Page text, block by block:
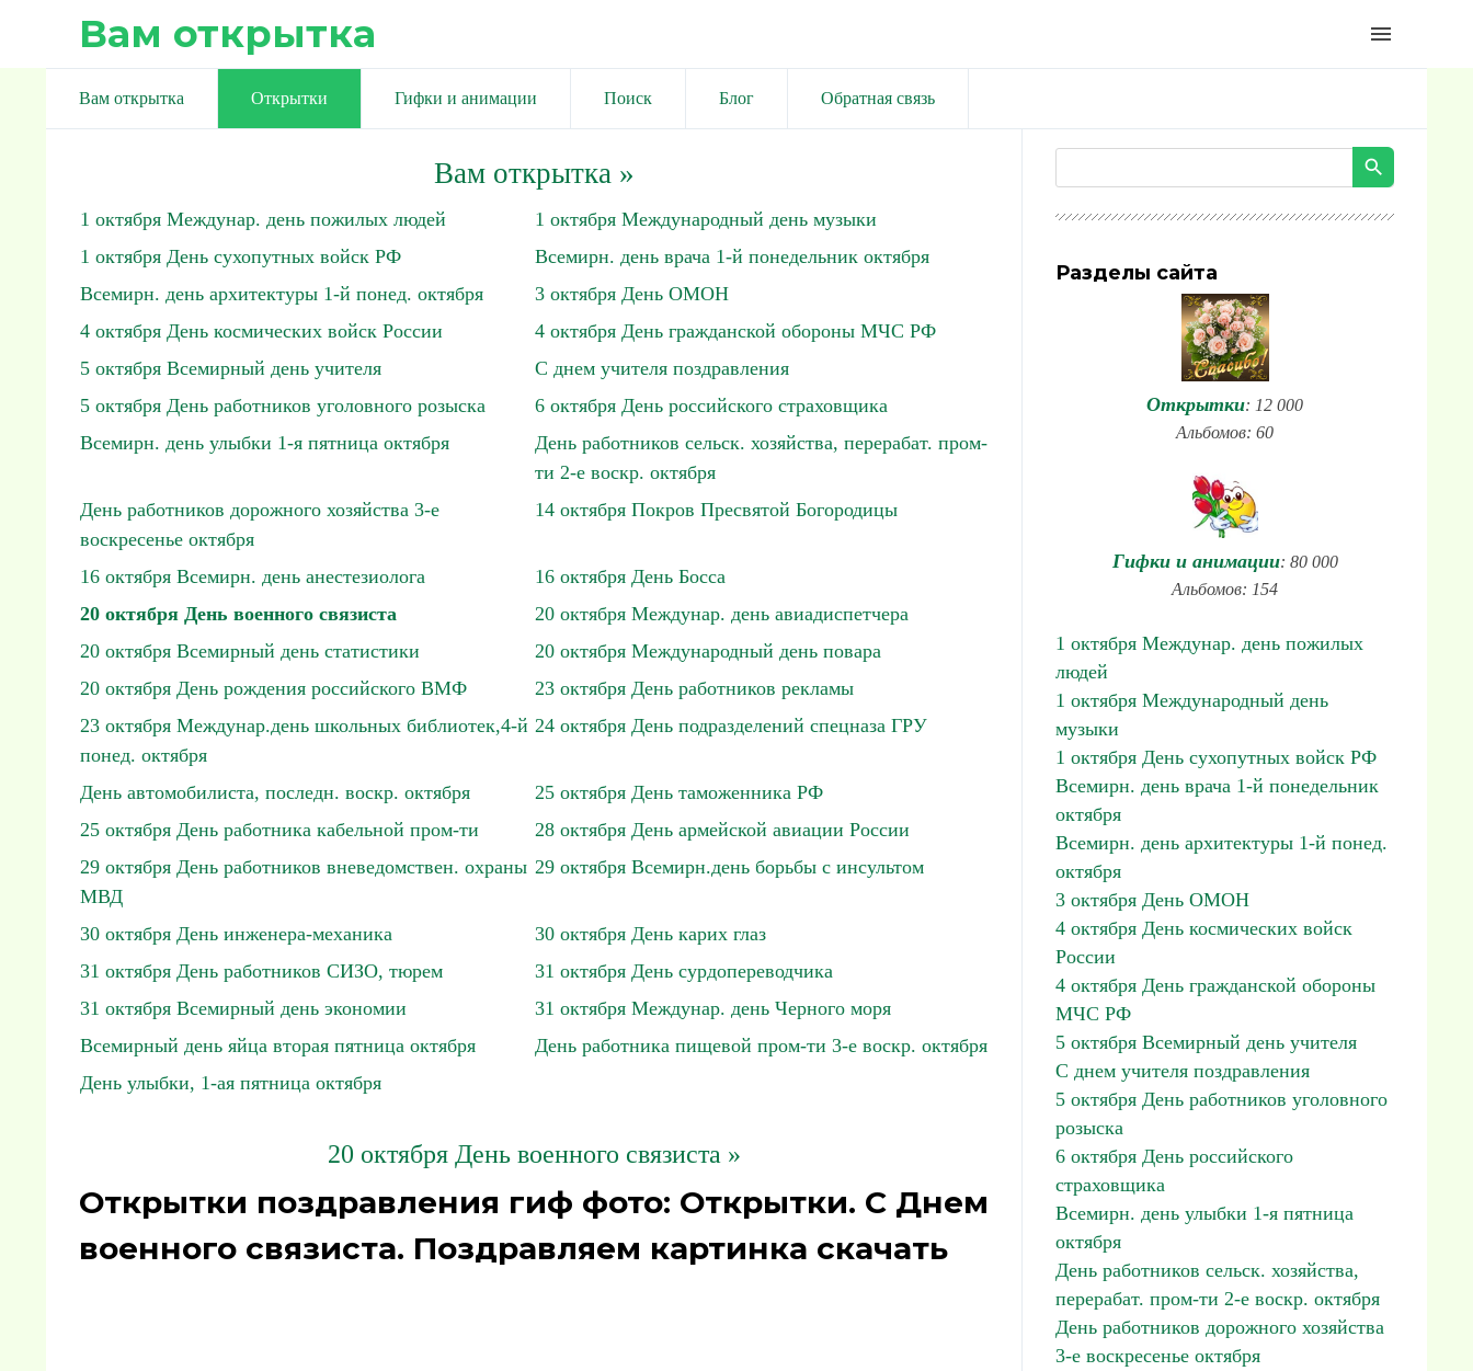
Вам открытка menu
Вам открытка Открытки Гифки и анимации Поиск Блог Обратная связь
Вам открытка»
1 октября Междунар. день пожилых людей
1 октября Международный день музыки
1 октября День сухопутных войск РФ
Всемирн. день врача 1-й понедельник октября
Всемирн. день архитектуры 1-й понед. октября
3 октября День ОМОН
4 октября День космических войск России
4 октября День гражданской обороны МЧС РФ
5 октября Всемирный день учителя
С днем учителя поздравления
5 октября День работников уголовного розыска
6 октября День российского страховщика
Всемирн. день улыбки 1-я пятница октября
День работников сельск. хозяйства, перерабат. пром-
ти 2-е воскр. октября
День работников дорожного хозяйства 3-е
воскресенье октября
14 октября Покров Пресвятой Богородицы
16 октября Всемирн. день анестезиолога
16 октября День Босса
20 октября День военного связиста
20 октября Междунар. день авиадиспетчера
20 октября Всемирный день статистики
20 октября Международный день повара
20 октября День рождения российского ВМФ
23 октября День работников рекламы
23 октября Междунар.день школьных библиотек,4-й
понед. октября
24 октября День подразделений спецназа ГРУ
День автомобилиста, последн. воскр. октября
25 октября День таможенника РФ
25 октября День работника кабельной пром-ти
28 октября День армейской авиации России
29 октября День работников вневедомствен. охраны
МВД
29 октября Всемирн.день борьбы с инсультом
30 октября День инженера-механика
30 октября День карих глаз
31 октября День работников СИЗО, тюрем
31 октября День сурдопереводчика
31 октября Всемирный день экономии
31 октября Междунар. день Черного моря
Всемирный день яйца вторая пятница октября
День работника пищевой пром-ти 3-е воскр. октября
День улыбки, 1-ая пятница октября
20 октября День военного связиста »
Открытки поздравления гиф фото: Открытки. С Днем
военного связиста. Поздравляем картинка скачать
Разделы сайта
Открытки: 12 000
Альбомов: 60
Гифки и анимации: 80 000
Альбомов: 154
1 октября Междунар. день пожилых
людей
1 октября Международный день
музыки
1 октября День сухопутных войск РФ
Всемирн. день врача 1-й понедельник
октября
Всемирн. день архитектуры 1-й понед.
октября
3 октября День ОМОН
4 октября День космических войск
России
4 октября День гражданской обороны
МЧС РФ
5 октября Всемирный день учителя
С днем учителя поздравления
5 октября День работников уголовного
розыска
6 октября День российского
страховщика
Всемирн. день улыбки 1-я пятница
октября
День работников сельск. хозяйства,
перерабат. пром-ти 2-е воскр. октября
День работников дорожного хозяйства
3-е воскресенье октября